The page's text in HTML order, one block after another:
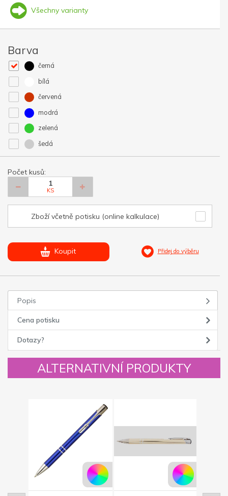
Všechny varianty
Barva
černá
bílá
červená
modrá
zelená
šedá
Počet kusů:
KS
Zboží včetně potisku (online kalkulace)
Koupit Přidej do výběru
Popis
Cena potisku
Dotazy?
ALTERNATIVNÍ PRODUKTY